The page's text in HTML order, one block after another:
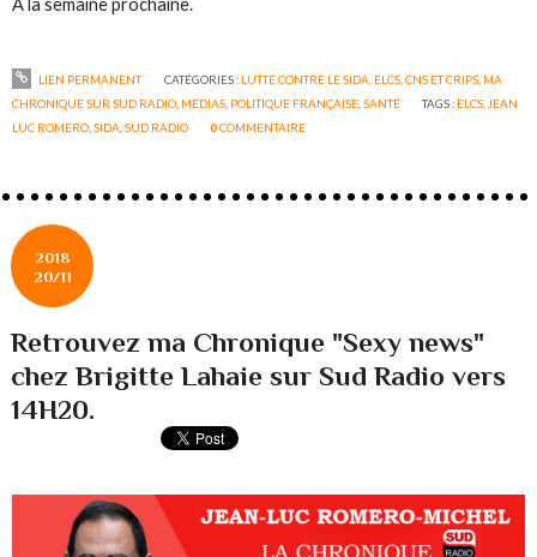
A la semaine prochaine.
LIEN PERMANENT CATÉGORIES : LUTTE CONTRE LE SIDA, ELCS, CNS ET CRIPS, MA
CHRONIQUE SUR SUD RADIO MEDIAS POLITIQUE FRANÇAISE ,SANTÉ TAGS : ELCS JEAN
LUC ROMERO ,SIDA ,SUD RADIO 0COMMENTAIRE
2018
20/11
Retrouvez ma Chronique "Sexy news"
chez Brigitte Lahaie sur Sud Radio vers
14H20.